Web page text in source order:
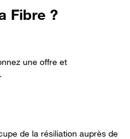
Fibre ?
une offre et
de la résiliation auprès de